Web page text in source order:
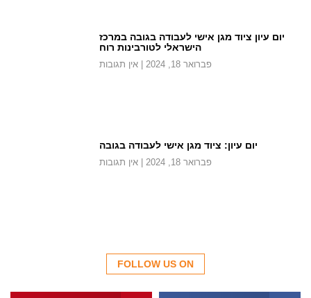
יום עיון ציוד מגן אישי לעבודה בגובה במרכז
הישראלי לטורבינות רוח
פברואר 18, 2024 אין תגובות
יום עיון: ציוד מגן אישי לעבודה בגובה
פברואר 18, 2024 אין תגובות
FOLLOW US ON